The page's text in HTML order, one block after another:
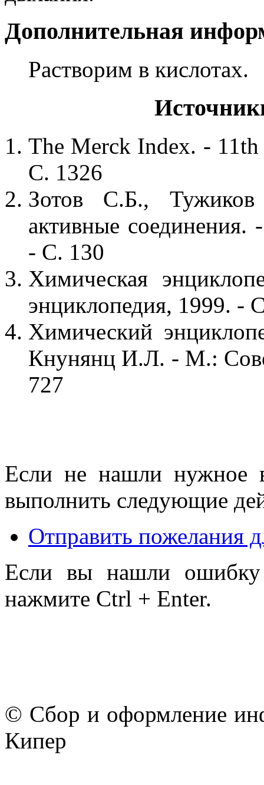
Дополнительная
Растворим в кислотах.
The Merck Index. -
С. 1326
Зотов С.Б.,
активные соединения.
- С. 130
Химическая
энциклопедия, 1999. -
Химический
Кнунянц И.Л. - М.:
727
Если не нашли нужное
выполнить следующие
Отправить пожелания
Если вы нашли ошибку
нажмите Ctrl + Enter.
© Сбор и оформление
Кипер